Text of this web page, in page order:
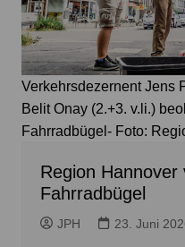
Verkehrsdezernent Jens
Belit Onay (2.+3. v.li.)
Fahrradbügel- Foto:
Region
Fahrradbügel
JPH 23. Juni